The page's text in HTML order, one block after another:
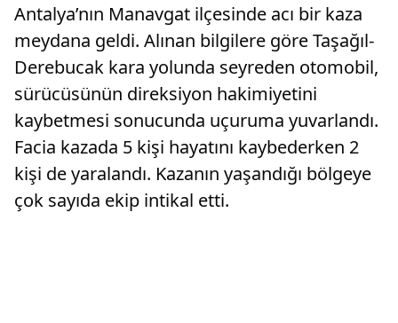
Antalya’nın Manavgat ilçesinde acı bir kaza
meydana geldi. Alınan bilgilere göre Taşağıl-
Derebucak kara yolunda seyreden otomobil,
sürücüsünün direksiyon hakimiyetini
kaybetmesi sonucunda uçuruma yuvarlandı.
Facia kazada 5 kişi hayatını kaybederken 2
kişi de yaralandı. Kazanın yaşandığı bölgeye
çok sayıda ekip intikal etti.